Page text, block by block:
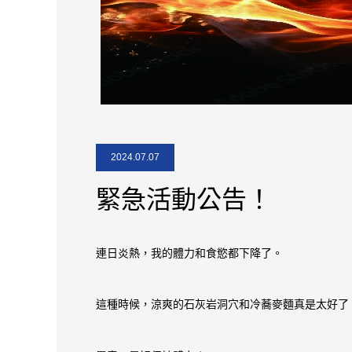
2024.07.07
緊急活動公告！
連日炎熱，我的體力和食慾都下降了。
這種時候，涼爽的石灰岩洞穴和冷蕎麥麵真是太好了